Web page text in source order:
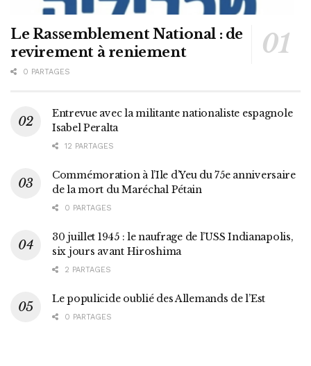
Le Rassemblement National : de
revirement à reniement
0 PARTAGES
Entrevue avec la militante nationaliste espagnole
Isabel Peralta
12 PARTAGES
Commémoration à l’Ile d’Yeu du 75e anniversaire
de la mort du Maréchal Pétain
0 PARTAGES
30 juillet 1945 : le naufrage de l’USS Indianapolis,
six jours avant Hiroshima
2 PARTAGES
Le populicide oublié des Allemands de l’Est
0 PARTAGES